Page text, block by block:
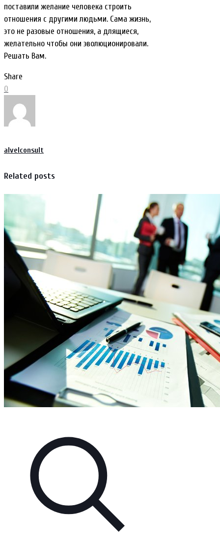
поставили желание человека строить
отношения с другими людьми. Сама жизнь,
это не разовые отношения, а длящиеся,
желательно чтобы они эволюционировали.
Решать Вам.
Share
0
alvelconsult
Related posts